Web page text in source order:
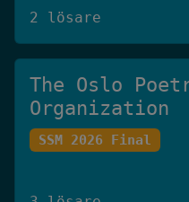
2 lösare
The Oslo
Organization
SSM 2026 Final